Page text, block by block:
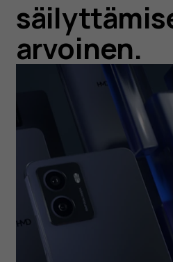
arvoinen.